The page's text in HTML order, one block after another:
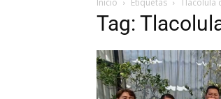
Tag: